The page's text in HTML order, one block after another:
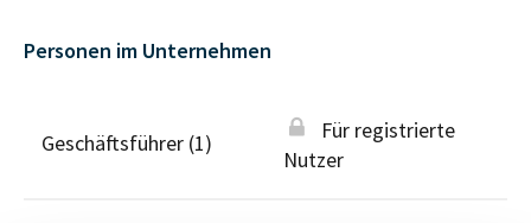
Personen im Unternehmen
Geschäftsführer (1)
Für registrierte
Nutzer